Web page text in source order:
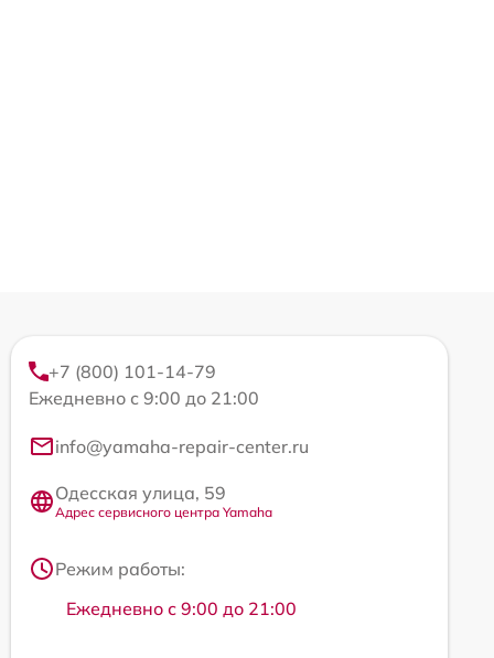
+7 (800) 101-14-79
Ежедневно с 9:00 до 21:00
info@yamaha-repair-center.ru
Одесская улица, 59
Адрес сервисного центра Yamaha
Режим работы:
Ежедневно с 9:00 до 21:00